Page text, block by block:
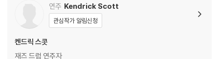
연주 Kendrick Scott
관심작가 알림신청
켄드릭 스콧
재즈 드럼 연주자